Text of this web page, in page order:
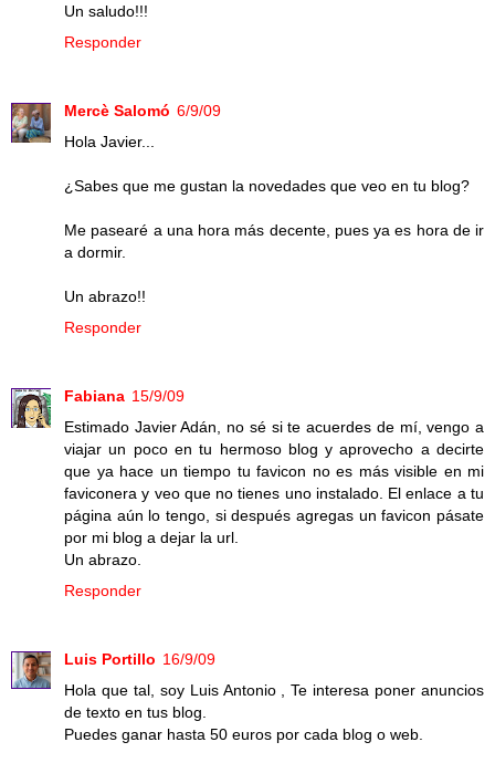
Un saludo!!!
Responder
Mercè Salomó 6/9/09
Hola Javier...
¿Sabes que me gustan la novedades que veo en tu blog?
Me pasearé a una hora más decente, pues ya es hora de ir
a dormir.
Un abrazo!!
Responder
Fabiana 15/9/09
Estimado Javier Adán, no sé si te acuerdes de mí, vengo a
viajar un poco en tu hermoso blog y aprovecho a decirte
que ya hace un tiempo tu favicon no es más visible en mi
faviconera y veo que no tienes uno instalado. El enlace a tu
página aún lo tengo, si después agregas un favicon pásate
por mi blog a dejar la url.
Un abrazo.
Responder
Luis Portillo 16/9/09
Hola que tal, soy Luis Antonio , Te interesa poner anuncios
de texto en tus blog.
Puedes ganar hasta 50 euros por cada blog o web.